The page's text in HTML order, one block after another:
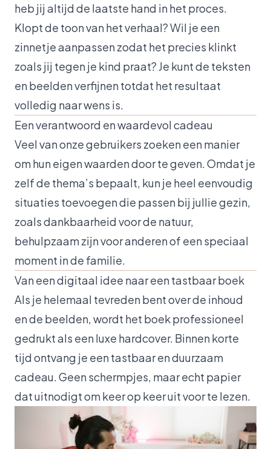
heb jij altijd de laatste hand in het proces.
Klopt de toon van het verhaal? Wil je een
zinnetje aanpassen zodat het precies klinkt
zoals jij tegen je kind praat? Je kunt de teksten
en beelden verfijnen totdat het resultaat
volledig naar wens is.
Een verantwoord en waardevol cadeau
Veel van onze gebruikers zoeken een manier
om hun eigen waarden door te geven. Omdat je
zelf de thema’s bepaalt, kun je heel eenvoudig
situaties toevoegen die passen bij jullie gezin,
zoals dankbaarheid voor de natuur,
behulpzaam zijn voor anderen of een speciaal
moment in de familie.
Van een digitaal idee naar een tastbaar boek
Als je helemaal tevreden bent over de inhoud
en de beelden, wordt het boek professioneel
gedrukt als een luxe hardcover. Binnen korte
tijd ontvang je een tastbaar en duurzaam
cadeau. Geen schermpjes, maar echt papier
dat uitnodigt om keer op keer uit voor te lezen.